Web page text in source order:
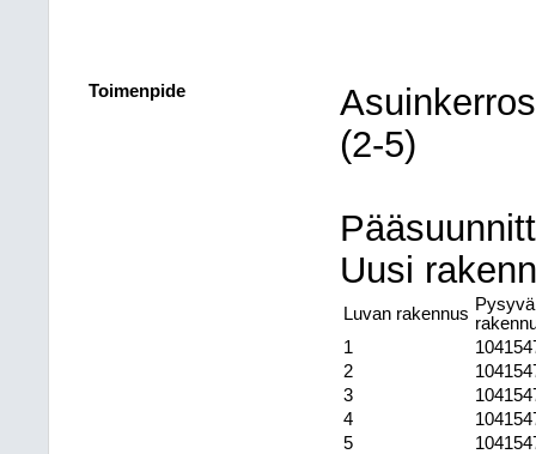
Toimenpide
(2-5)
Uusi
Luvan rakennus Pysyvä
1
2
3
4
5